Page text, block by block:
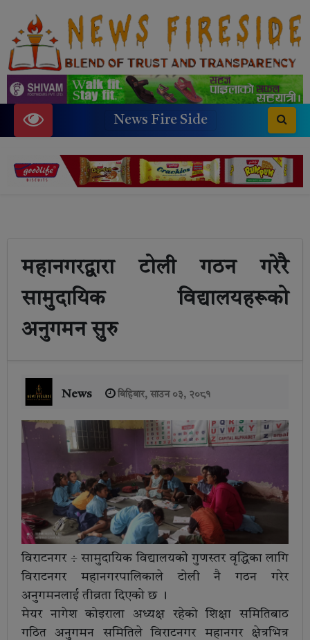
News Fire Side
महानगरद्वारा टोली गठन गरेरै
सामुदायिक विद्यालयहरूको
अनुगमन सुरु
News बिहिबार, साउन ०३, २०८१
विराटनगर ÷ सामुदायिक विद्यालयकोे गुणस्तर वृद्धिका लागि
विराटनगर महानगरपालिकाले टोली नै गठन गरेर
अनुगमनलाई तीव्रता दिएको छ ।
मेयर नागेश कोइराला अध्यक्ष रहेको शिक्षा समितिबाठ
गठित अनुगमन समितिले विराटनगर महानगर क्षेत्रभित्र